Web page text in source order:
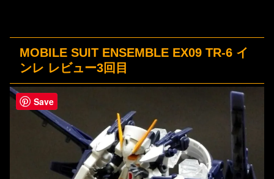
MOBILE SUIT ENSEMBLE EX09 TR-6 イ
ンレ レビュー3回目
Save